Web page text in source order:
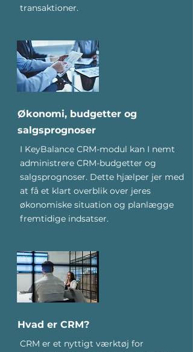
transaktioner.
Økonomi, budgetter og
salgsprognoser
I KeyBalance CRM-modul kan I nemt
administrere CRM-budgetter og
salgsprognoser. Dette hjælper jer med
at få et klart overblik over jeres
økonomiske situation og planlægge
fremtidige indsatser.
Hvad er CRM?
CRM er et nyttigt værktøj for